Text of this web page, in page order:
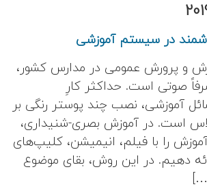
در سیستم آموزشی
و پرورش عمومی در مدارس کشور،
صوتی است. حداکثر کارِ
آموزشی، نصب چند پوستر رنگی بر
است. در آموزش بصری-شنیداری،
را با فیلم، انیمیشن، کلیپ‌های
دهیم. در این روش، بقای موضوع